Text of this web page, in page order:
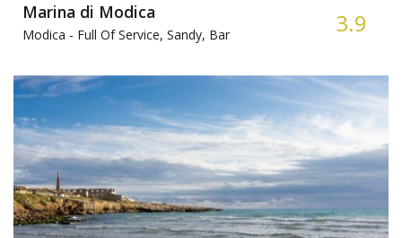
Marina di Modica
Modica - Full Of Service, Sandy, Bar 3.9